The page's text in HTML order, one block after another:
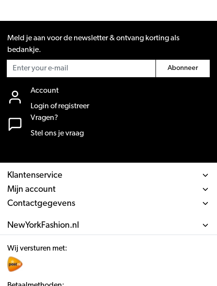
Meld je aan voor de newsletter & ontvang korting als
bedankje.
Abonneer
Account
Login of registreer
Vragen?
Stel ons je vraag
Klantenservice
Mijn account
Contactgegevens
NewYorkFashion.nl
Wij versturen met: